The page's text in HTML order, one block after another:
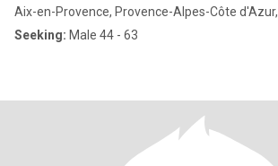
Aix-en-Provence, Provence-Alpes-Côte
Seeking: Male 44 - 63